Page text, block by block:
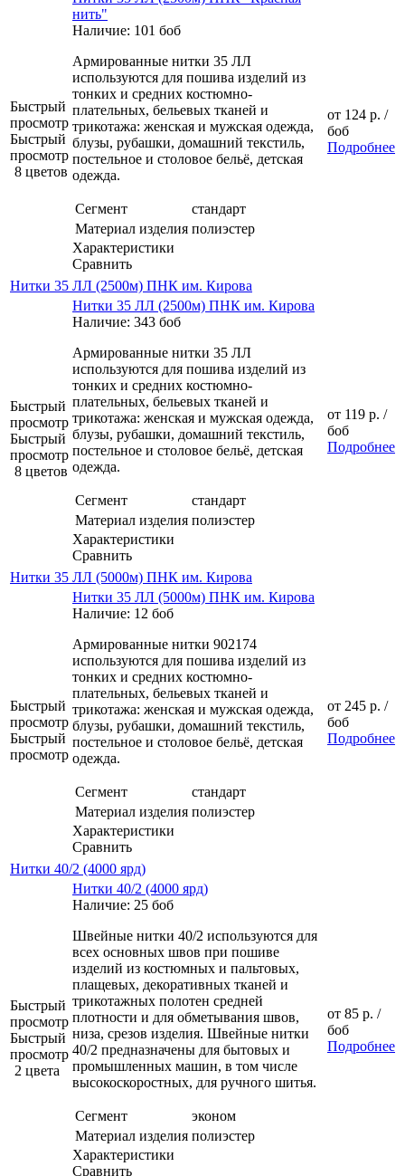
Быстрый
просмотр
Быстрый
просмотр
8 цветов
нить"
Наличие: 101 боб
Армированные нитки 35 ЛЛ
используются для пошива изделий из
тонких и средних костюмно-
плательных, бельевых тканей и
трикотажа: женская и мужская одежда,
блузы, рубашки, домашний текстиль,
постельное и столовое бельё, детская
одежда.
Сегмент
стандарт
Материал изделия полиэстер
Характеристики
Сравнить
от 124 р. /
боб
Подробнее
Нитки 35 ЛЛ (2500м) ПНК им. Кирова
Быстрый
просмотр
Быстрый
просмотр
8 цветов
Нитки 35 ЛЛ (2500м) ПНК им. Кирова
Наличие: 343 боб
Армированные нитки 35 ЛЛ
используются для пошива изделий из
тонких и средних костюмно-
плательных, бельевых тканей и
трикотажа: женская и мужская одежда,
блузы, рубашки, домашний текстиль,
постельное и столовое бельё, детская
одежда.
Сегмент
стандарт
Материал изделия полиэстер
Характеристики
Сравнить
от 119 р. /
боб
Подробнее
Нитки 35 ЛЛ (5000м) ПНК им. Кирова
Быстрый
просмотр
Быстрый
просмотр
Нитки 35 ЛЛ (5000м) ПНК им. Кирова
Наличие: 12 боб
Армированные нитки 902174
используются для пошива изделий из
тонких и средних костюмно-
плательных, бельевых тканей и
трикотажа: женская и мужская одежда,
блузы, рубашки, домашний текстиль,
постельное и столовое бельё, детская
одежда.
Сегмент
стандарт
Материал изделия полиэстер
Характеристики
Сравнить
от 245 р. /
боб
Подробнее
Нитки 40/2 (4000 ярд)
Быстрый
просмотр
Быстрый
просмотр
2 цвета
Нитки 40/2 (4000 ярд)
Наличие: 25 боб
Швейные нитки 40/2 используются для
всех основных швов при пошиве
изделий из костюмных и пальтовых,
плащевых, декоративных тканей и
трикотажных полотен средней
плотности и для обметывания швов,
низа, срезов изделия. Швейные нитки
40/2 предназначены для бытовых и
промышленных машин, в том числе
высокоскоростных, для ручного шитья.
Сегмент
эконом
Материал изделия полиэстер
Характеристики
Сравнить
от 85 р. /
боб
Подробнее